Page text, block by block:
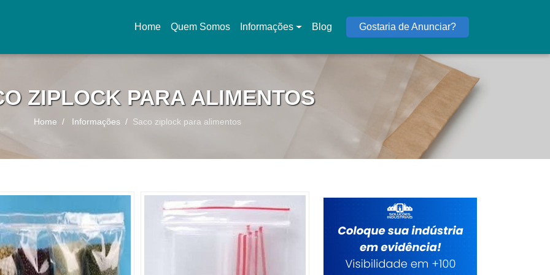
Home
(current)
Quem Somos Informações Blog Gostaria de Anunciar?
ZIPLOCK PARA ALIMENTOS
Home Informações Saco ziplock para alimentos